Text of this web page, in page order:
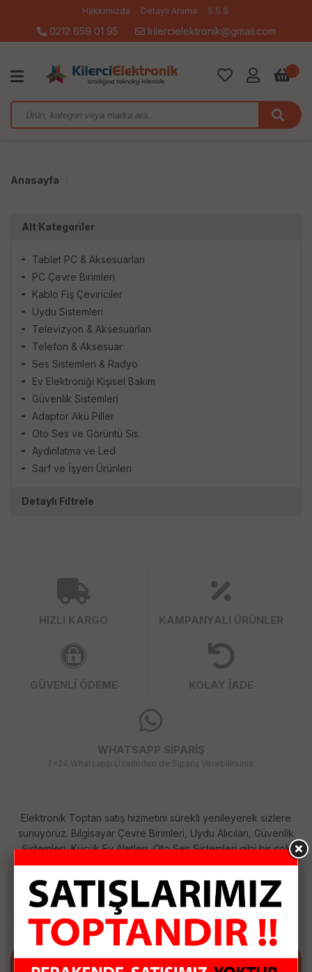
Hakkımızda Detaylı Arama S.S.S.
0212 659 01 95 kilercielektronik@gmail.com
0
Anasayfa
Alt Kategoriler
Tablet PC & Aksesuarları
PC Çevre Birimleri
Kablo Fiş Çeviriciler
Uydu Sistemleri
Televizyon & Aksesuarları
Telefon & Aksesuar
Ses Sistemleri & Radyo
Ev Elektroniği Kişisel Bakım
Güvenlik Sistemleri
Adaptör Akü Piller
Oto Ses ve Görüntü Sis.
Aydınlatma ve Led
Sarf ve İşyeri Ürünleri
Detaylı Filtrele
HIZLI KARGO KAMPANYALI ÜRÜNLER
GÜVENLİ ÖDEME KOLAY İADE
WHATSAPP SİPARİŞ
7x24 Whatsapp Üzerinden de Sipariş Verebilirsiniz.
Elektronik Toptan satış hizmetini sürekli yenileyerek sizlere
sunuyoruz. Bilgisayar Çevre Birimleri, Uydu Alıcıları, Güvenlik
Sistemleri, Küçük Ev Aletleri, Oto Ses Sistemleri gibi bir çok
kategoride her geçen gün çeşitlerimizi arttırıyoruz. Size
sağladığımız bu çeşitlilik ile ihtiyaçlarınızı tek merkezden
karşılamanızı sağlıyoruz. Siparişlerinizi özenle hazırlayıp
anlaşmalı kargo firması ile hızlı bir şekilde size ulaştırıyoruz.
E-BÜLTEN ABONELİĞİ